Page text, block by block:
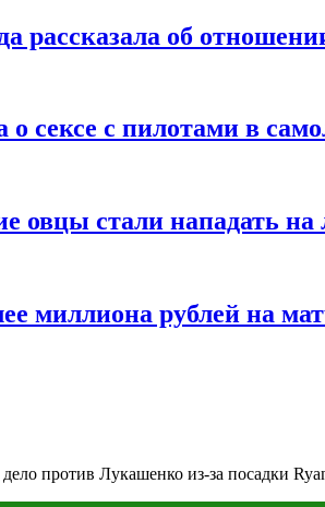
рассказала об
сексе с пилотами в
овцы стали нападать на
миллиона рублей на
против Лукашенко из-за посадки